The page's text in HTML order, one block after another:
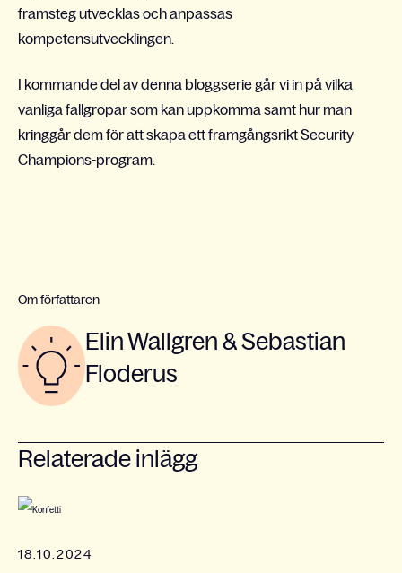
framsteg utvecklas och anpassas
kompetensutvecklingen.
I kommande del av denna bloggserie går vi in på vilka
vanliga fallgropar som kan uppkomma samt hur man
kringgår dem för att skapa ett framgångsrikt Security
Champions-program.
Om författaren
Elin Wallgren & Sebastian
Floderus
Relaterade inlägg
18.10.2024